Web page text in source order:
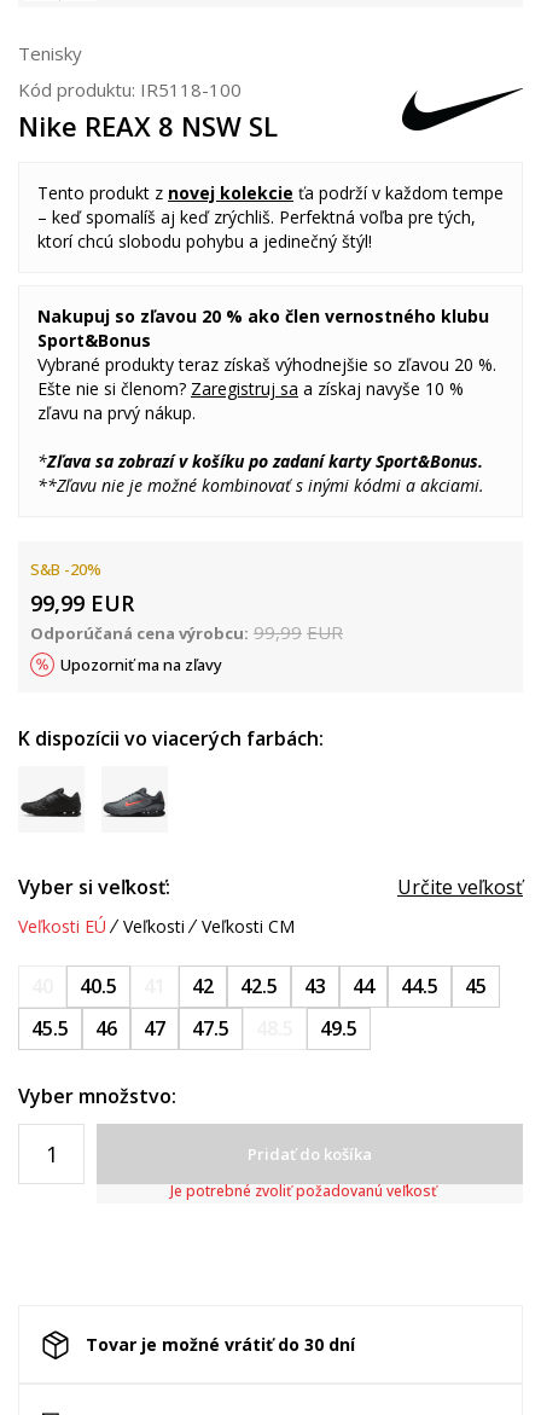
Tenisky
Kód produktu: IR5118-100
Nike REAX 8 NSW SL
Tento produkt z novej kolekcie ťa podrží v každom tempe
– keď spomalíš aj keď zrýchliš. Perfektná voľba pre tých,
ktorí chcú slobodu pohybu a jedinečný štýl!
Nakupuj so zľavou 20 % ako člen vernostného klubu
Sport&Bonus
Vybrané produkty teraz získaš výhodnejšie so zľavou 20 %.
Ešte nie si členom? Zaregistruj sa a získaj navyše 10 %
zľavu na prvý nákup.
*Zľava sa zobrazí v košíku po zadaní karty Sport&Bonus.
**Zľavu nie je možné kombinovať s inými kódmi a akciami.
S&B -20%
99,99 EUR
Odporúčaná cena výrobcu: 99,99 EUR
Upozorniť ma na zľavy
K dispozícii vo viacerých farbách:
Vyber si veľkosť: Určite veľkosť
Veľkosti EÚ Veľkosti Veľkosti CM
40.5 42 42.5 43 44 44.5
45
45.5
46 47 47.5 49.5
Vyber množstvo:
Pridať do košíka
Je potrebné zvoliť požadovanú veľkosť
Tovar je možné vrátiť do 30 dní